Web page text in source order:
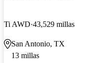
Ti AWD 43,529 millas
San Antonio, TX
13 millas